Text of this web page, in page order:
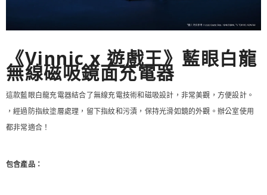
《Vinnic x 遊戲王》藍眼白龍
無線磁吸鏡面充電器
這款藍眼白龍充電器結合了無線充電技術和磁吸設計，非常美觀，方便設計。
，經過防指紋塗層處理，留下指紋和污漬，保持光滑如鏡的外觀。辦公室使用
都非常適合！
包含產品：